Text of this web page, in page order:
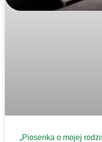
„Piosenka o mojej